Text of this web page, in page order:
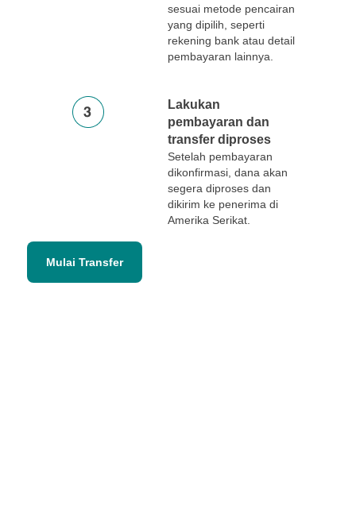
sesuai metode pencairan
yang dipilih, seperti
rekening bank atau detail
pembayaran lainnya.
Lakukan
pembayaran dan
transfer diproses
Setelah pembayaran
dikonfirmasi, dana akan
segera diproses dan
dikirim ke penerima di
Amerika Serikat.
Mulai Transfer